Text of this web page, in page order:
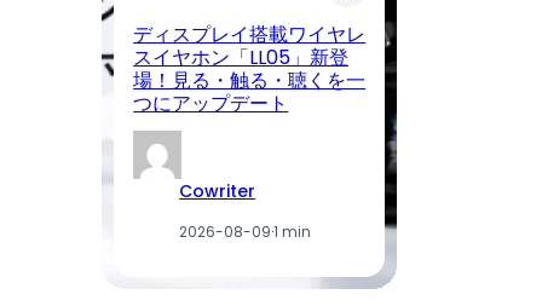
ディスプレイ搭載ワイヤレ
スイヤホン「LL05」新登
場！見る・触る・聴くを一
つにアップデート
Cowriter
2026-08-09·1 min